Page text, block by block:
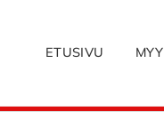
ETUSIVU